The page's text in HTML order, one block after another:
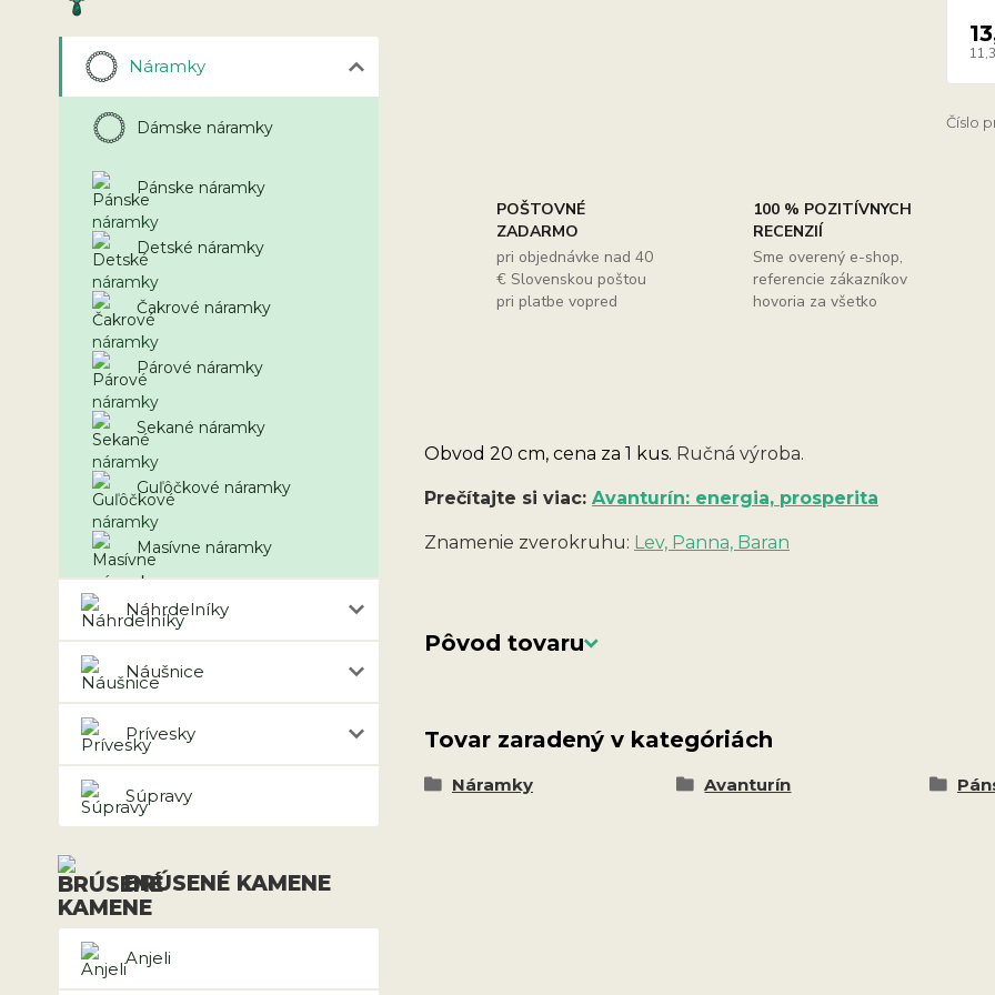
Náramky
Dámske náramky
Pánske náramky
Detské náramky
Čakrové náramky
Párové náramky
Sekané náramky
Guľôčkové náramky
Masívne náramky
Náhrdelníky
Náušnice
Prívesky
Súpravy
BRÚSENÉ KAMENE
Anjeli
Číslo
POŠTOVNÉ
ZADARMO
pri objednávke nad 40
€ Slovenskou poštou
pri platbe vopred
100 % POZITÍVNYCH
RECENZIÍ
Sme overený e-shop,
referencie zákazníkov
hovoria za všetko
Obvod 20 cm, cena za 1 kus. Ručná výroba.
Prečítajte si viac: Avanturín: energia, prosperita
Znamenie zverokruhu: Lev, Panna, Baran
Pôvod tovaru
Tovar zaradený v kategóriách
Náramky Avanturín